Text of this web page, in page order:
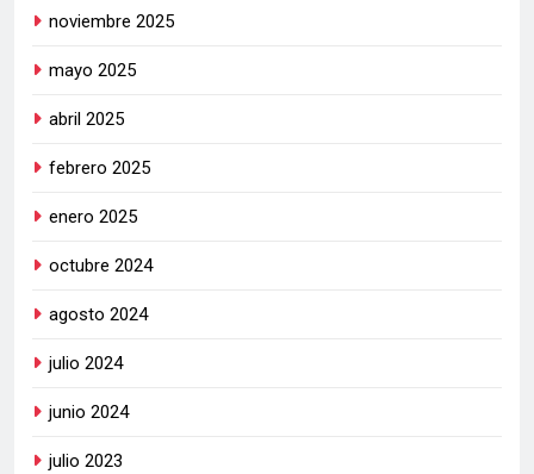
noviembre 2025
mayo 2025
abril 2025
febrero 2025
enero 2025
octubre 2024
agosto 2024
julio 2024
junio 2024
julio 2023